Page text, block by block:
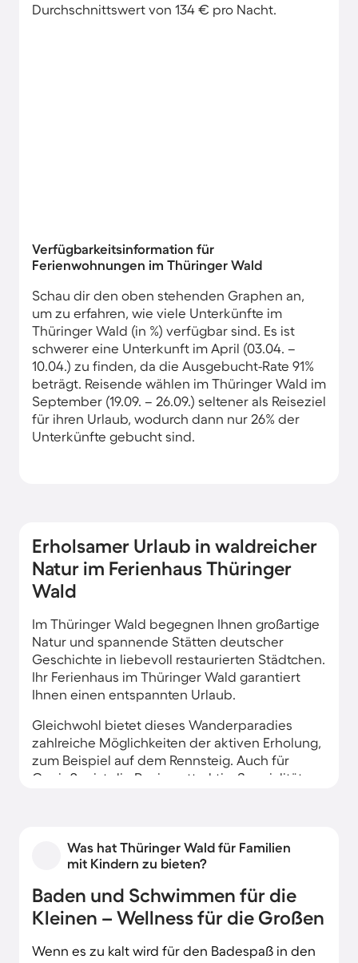
Durchschnittswert von 134 € pro Nacht.
Verfügbarkeitsinformation für
Ferienwohnungen im Thüringer Wald
Schau dir den oben stehenden Graphen an,
um zu erfahren, wie viele Unterkünfte im
Thüringer Wald (in %) verfügbar sind. Es ist
schwerer eine Unterkunft im April (03.04. –
10.04.) zu finden, da die Ausgebucht-Rate 91%
beträgt. Reisende wählen im Thüringer Wald im
September (19.09. – 26.09.) seltener als Reiseziel
für ihren Urlaub, wodurch dann nur 26% der
Unterkünfte gebucht sind.
Erholsamer Urlaub in waldreicher
Natur im Ferienhaus Thüringer
Wald
Im Thüringer Wald begegnen Ihnen großartige
Natur und spannende Stätten deutscher
Geschichte in liebevoll restaurierten Städtchen.
Ihr Ferienhaus im Thüringer Wald garantiert
Ihnen einen entspannten Urlaub.
Gleichwohl bietet dieses Wanderparadies
zahlreiche Möglichkeiten der aktiven Erholung,
zum Beispiel auf dem Rennsteig. Auch für
Genießer ist die Region attraktiv: Spezialitäten
Was hat Thüringer Wald für Familien
mit Kindern zu bieten?
Baden und Schwimmen für die
Kleinen – Wellness für die Großen
Wenn es zu kalt wird für den Badespaß in den